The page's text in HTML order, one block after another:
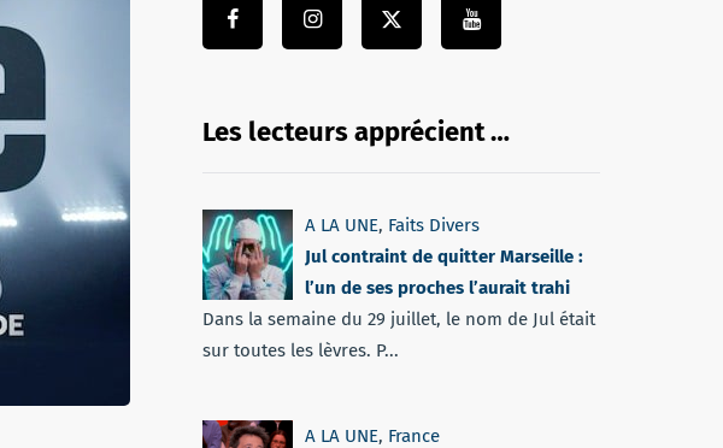
Les lecteurs apprécient …
A LA UNE, Faits Divers
Jul contraint de quitter Marseille :
l’un de ses proches l’aurait trahi
Dans la semaine du 29 juillet, le nom de Jul était
sur toutes les lèvres. P...
A LA UNE, France